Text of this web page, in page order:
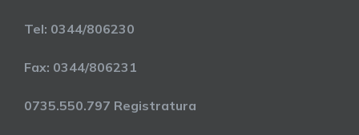
Tel: 0344/806230
Fax: 0344/806231
0735.550.797 Registratura